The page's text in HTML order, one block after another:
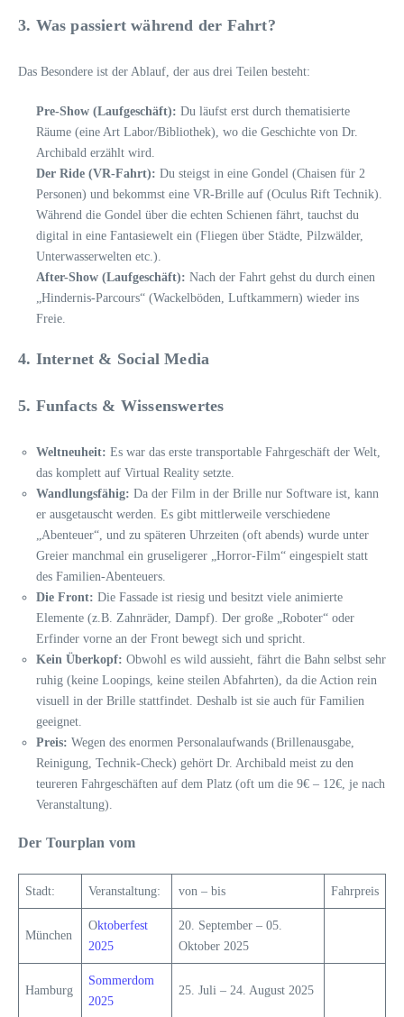
3. Was passiert während der Fahrt?
Das Besondere ist der Ablauf, der aus drei Teilen besteht:
Pre-Show (Laufgeschäft): Du läufst erst durch thematisierte
Räume (eine Art Labor/Bibliothek), wo die Geschichte von Dr.
Archibald erzählt wird.
Der Ride (VR-Fahrt): Du steigst in eine Gondel (Chaisen für 2
Personen) und bekommst eine VR-Brille auf (Oculus Rift Technik).
Während die Gondel über die echten Schienen fährt, tauchst du
digital in eine Fantasiewelt ein (Fliegen über Städte, Pilzwälder,
Unterwasserwelten etc.).
After-Show (Laufgeschäft): Nach der Fahrt gehst du durch einen
„Hindernis-Parcours“ (Wackelböden, Luftkammern) wieder ins
Freie.
4. Internet & Social Media
5. Funfacts & Wissenswertes
Weltneuheit: Es war das erste transportable Fahrgeschäft der Welt,
das komplett auf Virtual Reality setzte.
Wandlungsfähig: Da der Film in der Brille nur Software ist, kann
er ausgetauscht werden. Es gibt mittlerweile verschiedene
„Abenteuer“, und zu späteren Uhrzeiten (oft abends) wurde unter
Greier manchmal ein gruseligerer „Horror-Film“ eingespielt statt
des Familien-Abenteuers.
Die Front: Die Fassade ist riesig und besitzt viele animierte
Elemente (z.B. Zahnräder, Dampf). Der große „Roboter“ oder
Erfinder vorne an der Front bewegt sich und spricht.
Kein Überkopf: Obwohl es wild aussieht, fährt die Bahn selbst sehr
ruhig (keine Loopings, keine steilen Abfahrten), da die Action rein
visuell in der Brille stattfindet. Deshalb ist sie auch für Familien
geeignet.
Preis: Wegen des enormen Personalaufwands (Brillenausgabe,
Reinigung, Technik-Check) gehört Dr. Archibald meist zu den
teureren Fahrgeschäften auf dem Platz (oft um die 9€ – 12€, je nach
Veranstaltung).
Der Tourplan vom
Stadt: Veranstaltung: von – bis Fahrpreis
München
Oktoberfest
2025
20. September – 05.
Oktober 2025
Hamburg
Sommerdom
2025
25. Juli – 24. August 2025